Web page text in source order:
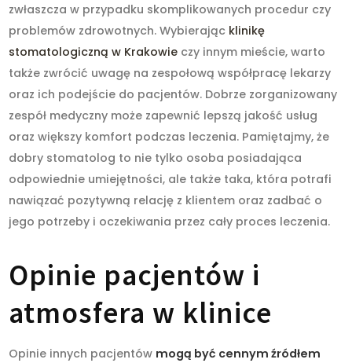
zwłaszcza w przypadku skomplikowanych procedur czy
problemów zdrowotnych. Wybierając klinikę
stomatologiczną w Krakowie czy innym mieście, warto
także zwrócić uwagę na zespołową współpracę lekarzy
oraz ich podejście do pacjentów. Dobrze zorganizowany
zespół medyczny może zapewnić lepszą jakość usług
oraz większy komfort podczas leczenia. Pamiętajmy, że
dobry stomatolog to nie tylko osoba posiadająca
odpowiednie umiejętności, ale także taka, która potrafi
nawiązać pozytywną relację z klientem oraz zadbać o
jego potrzeby i oczekiwania przez cały proces leczenia.
Opinie pacjentów i
atmosfera w klinice
Opinie innych pacjentów mogą być cennym źródłem